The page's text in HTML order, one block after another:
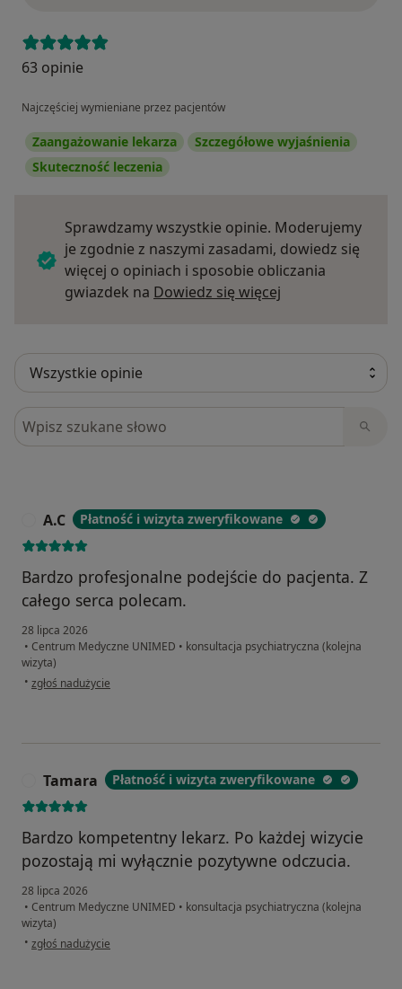
63 opinie
Najczęściej wymieniane przez pacjentów
Zaangażowanie lekarza
Szczegółowe wyjaśnienia
Skuteczność leczenia
Sprawdzamy wszystkie opinie. Moderujemy
je zgodnie z naszymi zasadami, dowiedz się
więcej o opiniach i sposobie obliczania
gwiazdek na Dowiedz się więcej
Szukaj w opiniach
A.C Płatność i wizyta zweryfikowane
Bardzo profesjonalne podejście do pacjenta. Z
całego serca polecam.
28 lipca 2026
• Centrum Medyczne UNIMED • konsultacja psychiatryczna (kolejna
wizyta)
• w opinii użytkownika A.C
zgłoś nadużycie
Tamara Płatność i wizyta zweryfikowane
Bardzo kompetentny lekarz. Po każdej wizycie
pozostają mi wyłącznie pozytywne odczucia.
28 lipca 2026
• Centrum Medyczne UNIMED • konsultacja psychiatryczna (kolejna
wizyta)
• w opinii użytkownika Tamara
zgłoś nadużycie